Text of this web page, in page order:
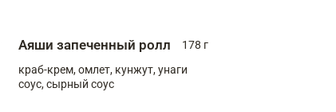
Аяши запеченный ролл
178 г
краб-крем, омлет, кунжут, унаги
соус, сырный соус